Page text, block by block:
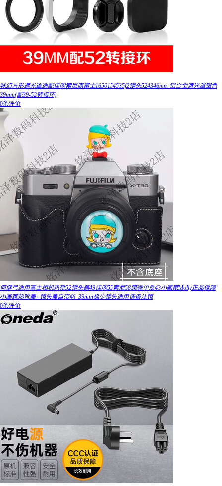
咏幻方形遮光罩适配佳能索尼康富士1650154535f2镜头524346mm 铝合金遮光罩银色
39mm(配39-52转接环)
0条评价
何健弓适用富士相机热靴52镜头盖49佳能55索尼58康微单反43小画家Molly正品保障
小画家热靴盖+镜头盖自带防_39mm极少镜头适用请备注镜
0条评价